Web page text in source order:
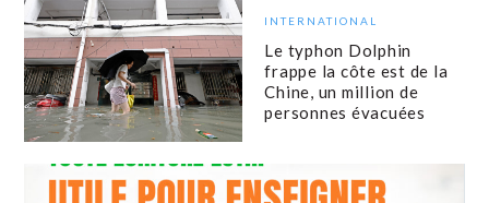
INTERNATIONAL
Le typhon Dolphin
frappe la côte est de la
Chine, un million de
personnes évacuées